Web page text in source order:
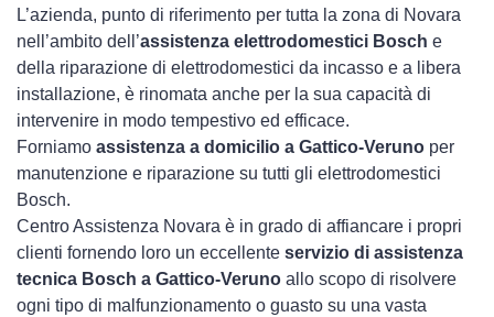
L’azienda, punto di riferimento per tutta la zona di Novara
nell’ambito dell’assistenza elettrodomestici Bosch e
della riparazione di elettrodomestici da incasso e a libera
installazione, è rinomata anche per la sua capacità di
intervenire in modo tempestivo ed efficace.
Forniamo assistenza a domicilio a Gattico-Veruno per
manutenzione e riparazione su tutti gli elettrodomestici
Bosch.
Centro Assistenza Novara è in grado di affiancare i propri
clienti fornendo loro un eccellente servizio di assistenza
tecnica Bosch a Gattico-Veruno allo scopo di risolvere
ogni tipo di malfunzionamento o guasto su una vasta